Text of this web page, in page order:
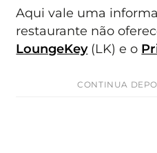
Aqui vale uma
restaurante não
LoungeKey(LK) e o
CONTINUA